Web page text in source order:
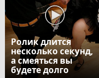
Ролик длится
несколько секунд,
а смеяться вы
будете долго